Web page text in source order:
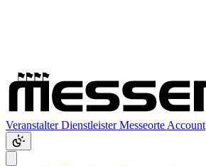
VeranstalterDienstleisterMesseorte Account